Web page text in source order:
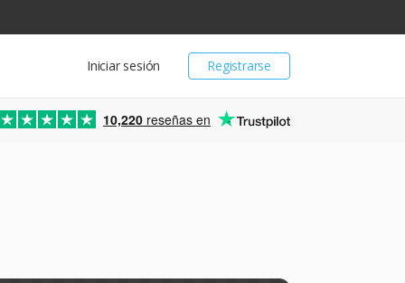
Registrarse
Iniciar sesión
10,220 reseñas en